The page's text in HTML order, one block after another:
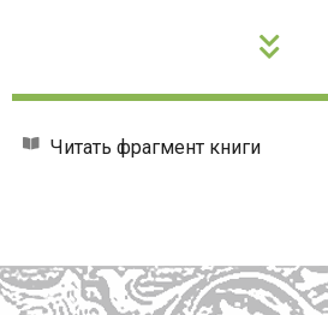
Читать фрагмент книги